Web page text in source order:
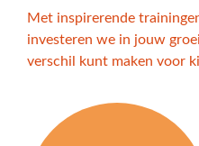
Met inspirerende
investeren we in jouw
verschil kunt maken voor